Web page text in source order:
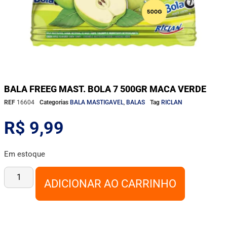
BALA FREEG MAST. BOLA 7 500GR MACA VERDE
REF 16604 Categorias BALA MASTIGAVEL BALAS Tag RICLAN
R$ 9,99
Em estoque
ADICIONAR AO CARRINHO